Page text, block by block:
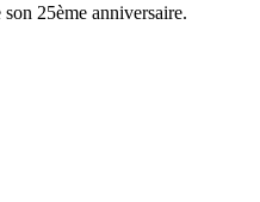
25ème anniversaire.